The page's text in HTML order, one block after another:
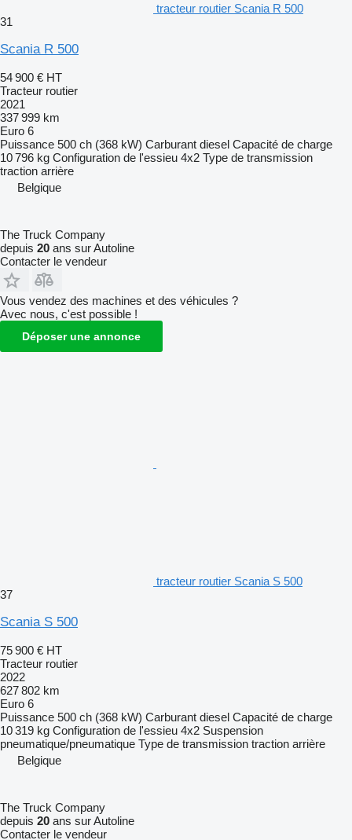
tracteur routier Scania R 500
31
Scania R 500
54 900 € HT
Tracteur routier
2021
337 999 km
Euro 6
Puissance 500 ch (368 kW) Carburant diesel Capacité de charge
10 796 kg Configuration de l'essieu 4x2 Type de transmission
traction arrière
Belgique
The Truck Company
depuis 20 ans sur Autoline
Contacter le vendeur
Vous vendez des machines et des véhicules ?
Avec nous, c'est possible !
Déposer une annonce
tracteur routier Scania S 500
37
Scania S 500
75 900 € HT
Tracteur routier
2022
627 802 km
Euro 6
Puissance 500 ch (368 kW) Carburant diesel Capacité de charge
10 319 kg Configuration de l'essieu 4x2 Suspension
pneumatique/pneumatique Type de transmission traction arrière
Belgique
The Truck Company
depuis 20 ans sur Autoline
Contacter le vendeur